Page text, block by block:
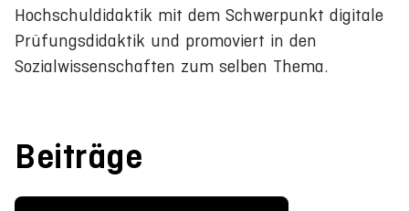
Hochschuldidaktik mit dem Schwerpunkt digitale
Prüfungsdidaktik und promoviert in den
Sozialwissenschaften zum selben Thema.
Beiträge